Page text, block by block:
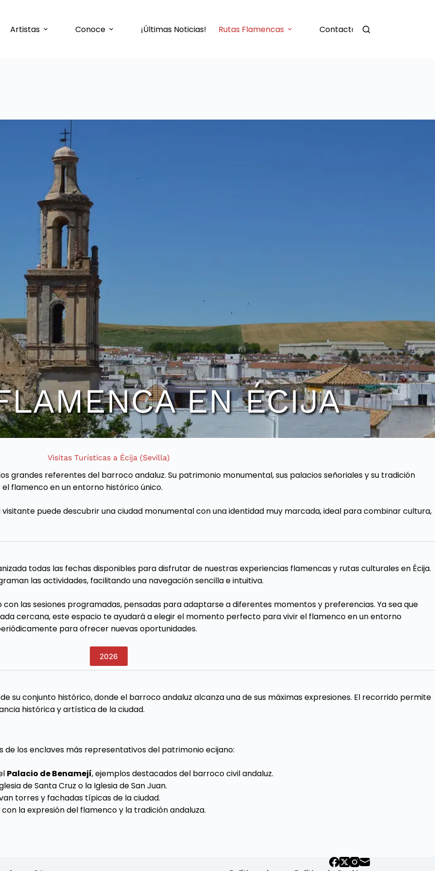
Artistas Conoce ¡Últimas Noticias! Rutas Flamencas Contacto
EN ÉCIJA
Visitas Turísticas a Écija (Sevilla)
grandes referentes del barroco andaluz. Su patrimonio monumental, sus palacios señoriales y su tradición
flamenco en un entorno histórico único.
puede descubrir una ciudad monumental con una identidad muy marcada, ideal para combinar cultura,
todas las fechas disponibles para disfrutar de nuestras experiencias flamencas y rutas culturales en Écija.
las actividades, facilitando una navegación sencilla e intuitiva.
las sesiones programadas, pensadas para adaptarse a diferentes momentos y preferencias. Ya sea que
cercana, este espacio te ayudará a elegir el momento perfecto para vivir el flamenco en un entorno
para ofrecer nuevas oportunidades.
2026
su conjunto histórico, donde el barroco andaluz alcanza una de sus máximas expresiones. El recorrido permite
histórica y artística de la ciudad.
los enclaves más representativos del patrimonio ecijano:
Palacio de Benamejí, ejemplos destacados del barroco civil andaluz.
de Santa Cruz o la Iglesia de San Juan.
torres y fachadas típicas de la ciudad.
la expresión del flamenco y la tradición andaluza.